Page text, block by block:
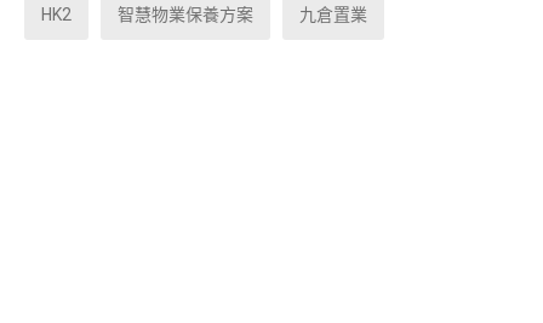
HK2 智慧物業保養方案 九倉置業